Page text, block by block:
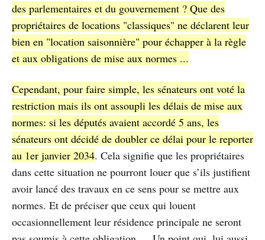
des parlementaires et du gouvernement ? Que des
propriétaires de locations "classiques" ne déclarent leur
bien en "location saisonnière" pour échapper à la règle
et aux obligations de mise aux normes ...
Cependant, pour faire simple, les sénateurs ont voté la
restriction mais ils ont assoupli les délais de mise aux
normes: si les députés avaient accordé 5 ans, les
sénateurs ont décidé de doubler ce délai pour le reporter
au 1er janvier 2034. Cela signifie que les propriétaires
dans cette situation ne pourront louer que s’ils justifient
avoir lancé des travaux en ce sens pour se mettre aux
normes. Et de préciser que ceux qui louent
occasionnellement leur résidence principale ne seront